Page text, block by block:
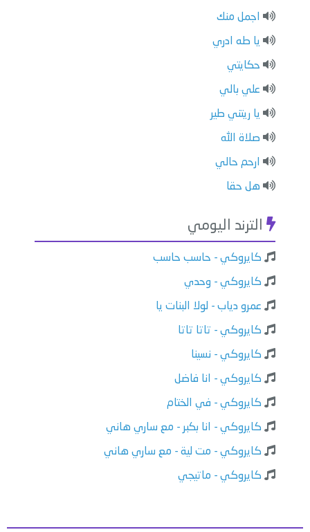
اجمل منك
يا طه ادري
حكايتي
علي بالي
يا ريتني طير
صلاة الله
ارحم حالي
هل حقا
الترند اليومي
كايروكي - حاسب حاسب
كايروكي - وحدي
عمرو دياب - لولا البنات يا
كايروكي - تاتا تاتا
كايروكي - نسينا
كايروكي - انا فاضل
كايروكي - في الختام
كايروكي - انا بكبر - مع ساري هاني
كايروكي - مت لية - مع ساري هاني
كايروكي - ماتيجي